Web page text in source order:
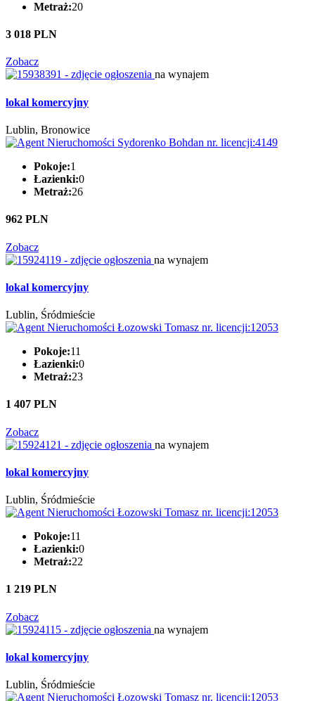
Metraż:20
3 018 PLN
Zobacz
na wynajem
lokal komercyjny
Lublin, Bronowice
Pokoje:1
Łazienki:0
Metraż:26
962 PLN
Zobacz
na wynajem
lokal komercyjny
Lublin, Śródmieście
Pokoje:11
Łazienki:0
Metraż:23
1 407 PLN
Zobacz
na wynajem
lokal komercyjny
Lublin, Śródmieście
Pokoje:11
Łazienki:0
Metraż:22
1 219 PLN
Zobacz
na wynajem
lokal komercyjny
Lublin, Śródmieście